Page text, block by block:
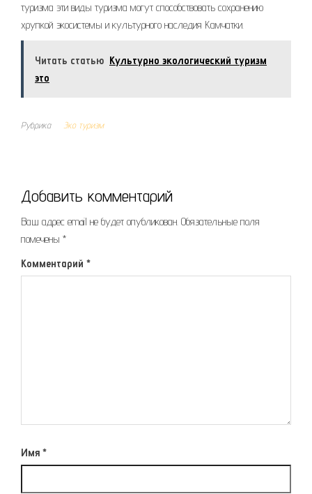
туризма эти виды туризма могут способствовать сохранению
хрупкой экосистемы и культурного наследия Камчатки.
Читать статью Культурно экологический туризм
это
Рубрика Эко туризм
Добавить комментарий
Ваш адрес email не будет опубликован. Обязательные поля
помечены *
Комментарий *
Имя *